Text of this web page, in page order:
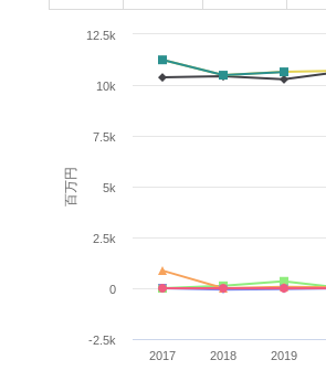
百万円
2017 2018 2019
-2.5k
0
2.5k
5k
7.5k
10k
12.5k